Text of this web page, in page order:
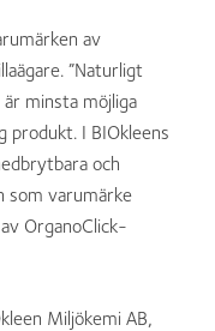
av
”Naturligt
minsta möjliga
produkt. I BIOkleens
och
som varumärke
OrganoClick-
Miljökemi AB,